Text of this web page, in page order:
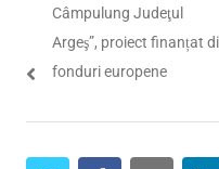
Câmpulung Judeţul
Argeş”, proiect finanțat
fonduri europene